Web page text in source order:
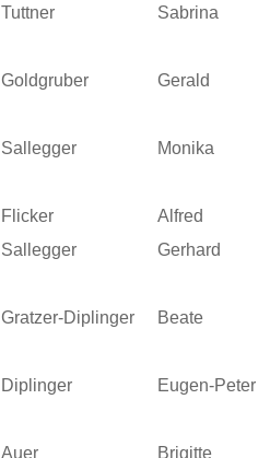
Tuttner Sabrina
Goldgruber Gerald
Sallegger Monika
Flicker Alfred
Sallegger Gerhard
Gratzer-Diplinger Beate
Diplinger Eugen-Peter
Auer Brigitte